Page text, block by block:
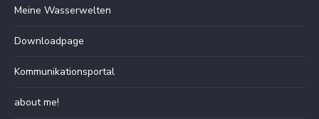
Meine Wasserwelten
Downloadpage
Kommunikationsportal
about me!